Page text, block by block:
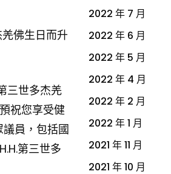
佛生日而升
三世多杰羌
祝您享受健
員，包括國
第三世多
2022 年 7 月
2022 年 6 月
2022 年 5 月
2022 年 4 月
2022 年 2 月
2022 年 1 月
2021 年 11 月
2021 年 10 月